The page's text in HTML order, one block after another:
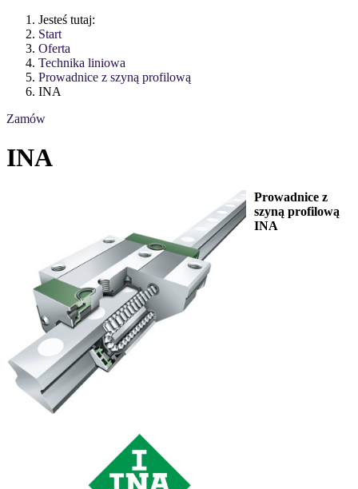
Jesteś tutaj:
Start
Oferta
Technika liniowa
Prowadnice z szyną profilową
INA
Zamów
INA
Prowadnice z
szyną profilową
INA